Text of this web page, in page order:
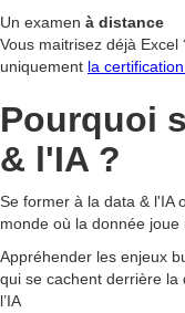
Un examen à distance
Vous maitrisez déjà
uniquement la
Pourquoi
& l'IA ?
Se former à la data & l'IA
monde où la donnée joue
Appréhender les enjeux
qui se cachent derrière la
l’IA